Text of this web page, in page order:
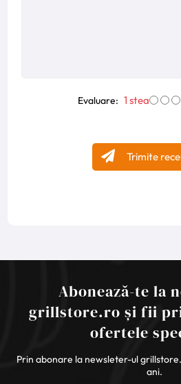
Evaluare: 1 stea
Trimite
Abonează-te la
grillstore.ro și fii
ofertele
Prin abonare la newsleter-ul
ani.